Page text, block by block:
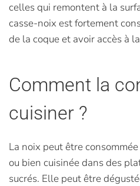
celles qui remontent à la
casse-noix est fortement
de la coque et avoir accès à
Comment la
cuisiner ?
La noix peut être
ou bien cuisinée dans des
sucrés. Elle peut être